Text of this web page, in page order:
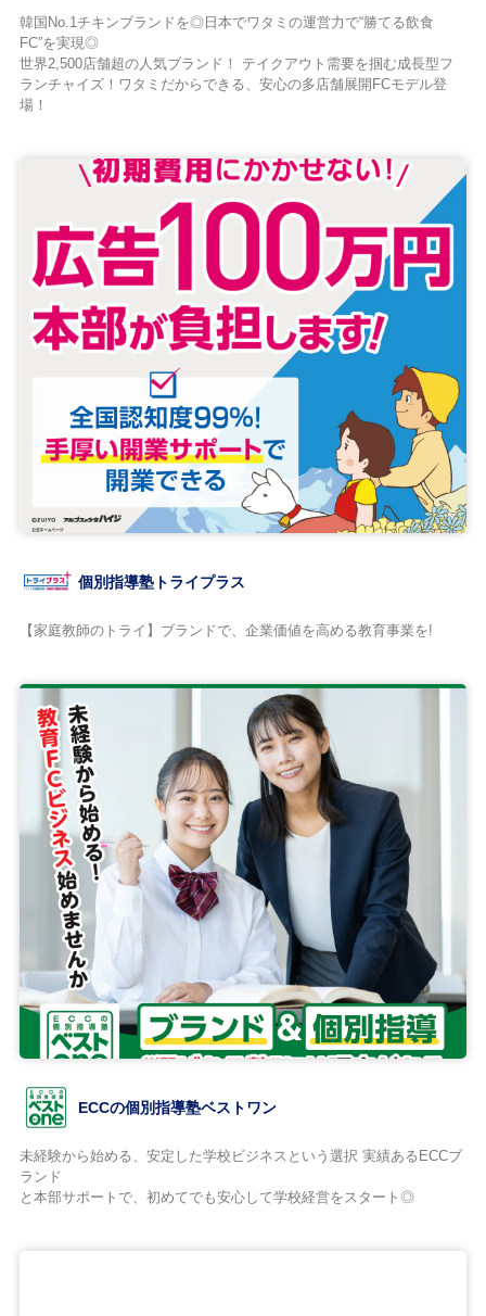
韓国No.1チキンブランドを◎日本でワタミの運営力で“勝てる飲食
FC”を実現◎
世界2,500店舗超の人気ブランド！ テイクアウト需要を掴む成長型フ
ランチャイズ！ワタミだからできる、安心の多店舗展開FCモデル登
場！
個別指導塾トライプラス
【家庭教師のトライ】ブランドで、企業価値を高める教育事業を!
ECCの個別指導塾ベストワン
未経験から始める、安定した学校ビジネスという選択 実績あるECCブ
ランド
と本部サポートで、初めてでも安心して学校経営をスタート◎